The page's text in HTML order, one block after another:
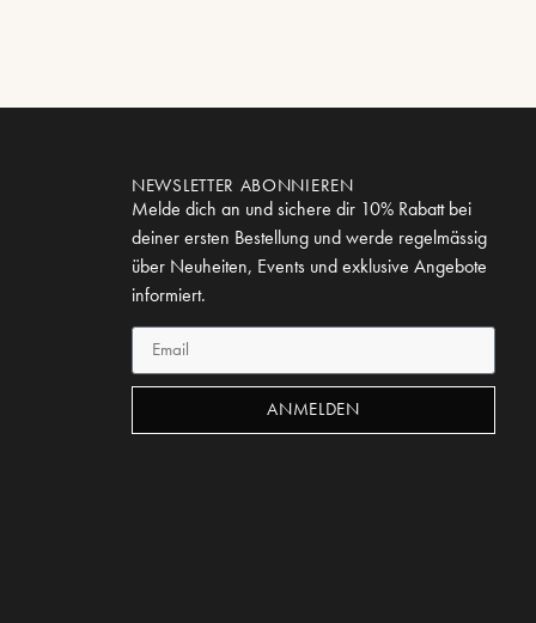
NEWSLETTER ABONNIEREN
Melde dich an und sichere dir 10% Rabatt bei
deiner ersten Bestellung und werde regelmässig
über Neuheiten, Events und exklusive Angebote
informiert.
ANMELDEN